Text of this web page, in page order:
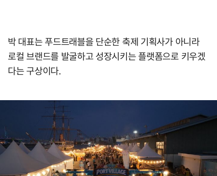
박 대표는 푸드트래블을 단순한 축제 기획사가 아니라
로컬 브랜드를 발굴하고 성장시키는 플랫폼으로 키우겠
다는 구상이다.